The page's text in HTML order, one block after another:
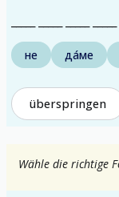
_____ _____ _____
не да́ме
überspringen
Wähle die richtige